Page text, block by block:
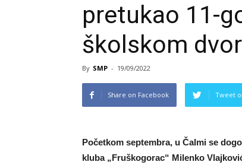
pretukao 11-
školskom
By SMP - 19/09/2022
Share on Facebook Tweet
Početkom septembra, u Čalmi se
kluba „Fruškogorac“ Milenko